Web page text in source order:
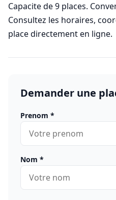
Capacite de 9 places.
Consultez les horaires,
place directement en ligne.
Demander une
Prenom *
Nom *